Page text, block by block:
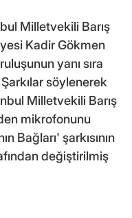
Milletvekili Barış
Kadir Gökmen
yanı sıra
söylenerek
Milletvekili Barış
mikrofonunu
Bağları' şarkısının
değiştirilmiş